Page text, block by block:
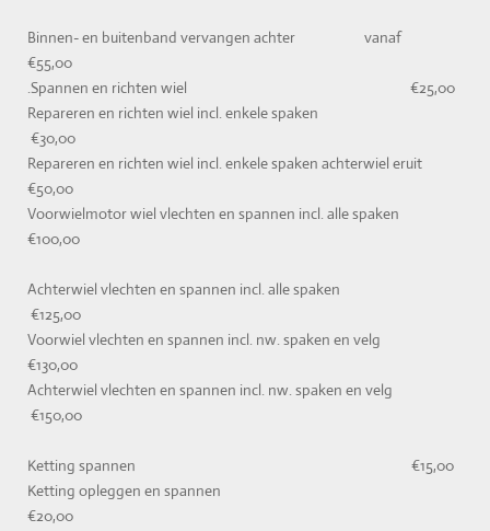
Binnen- en buitenband vervangen achter vanaf
€55,00
.Spannen en richten wiel €25,00
Repareren en richten wiel incl. enkele spaken
€30,00
Repareren en richten wiel incl. enkele spaken achterwiel eruit
€50,00
Voorwielmotor wiel vlechten en spannen incl. alle spaken
€100,00
Achterwiel vlechten en spannen incl. alle spaken
€125,00
Voorwiel vlechten en spannen incl. nw. spaken en velg
€130,00
Achterwiel vlechten en spannen incl. nw. spaken en velg
€150,00
Ketting spannen €15,00
Ketting opleggen en spannen
€20,00